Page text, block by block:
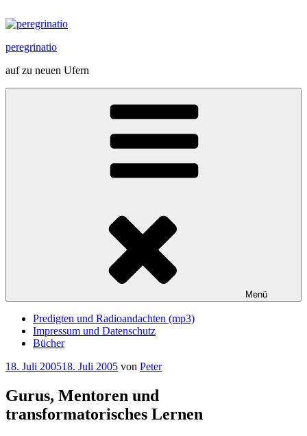
Inhalt
peregrinatio
auf zu neuen Ufern
Menü
Predigten und Radioandachten (mp3)
Impressum und Datenschutz
Bücher
Veröffentlicht
18. Juli 200518. Juli 2005 von Peter
Gurus, Mentoren und
transformatorisches Lernen